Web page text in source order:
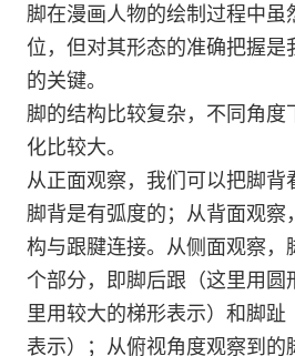
脚在漫画人物的绘制过程中虽
位，但对其形态的准确把握是
的关键。
脚的结构比较复杂，不同角度
化比较大。
从正面观察，我们可以把脚背
脚背是有弧度的；从背面观察
构与跟腱连接。从侧面观察，
个部分，即脚后跟（这里用圆
里用较大的梯形表示）和脚
表示）；从俯视角度观察到的